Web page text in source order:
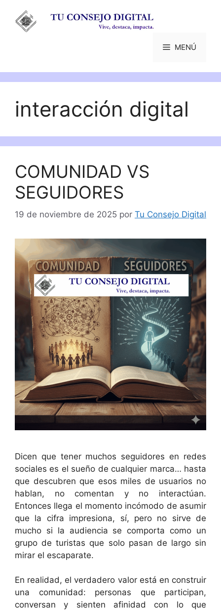
contenido
MENÚ
interacción digital
COMUNIDAD VS
SEGUIDORES
19 de noviembre de 2025 por Tu Consejo Digital
Dicen que tener muchos seguidores en redes
sociales es el sueño de cualquier marca… hasta
que descubren que esos miles de usuarios no
hablan, no comentan y no interactúan.
Entonces llega el momento incómodo de asumir
que la cifra impresiona, sí, pero no sirve de
mucho si la audiencia se comporta como un
grupo de turistas que solo pasan de largo sin
mirar el escaparate.
En realidad, el verdadero valor está en construir
una comunidad: personas que participan,
conversan y sienten afinidad con lo que